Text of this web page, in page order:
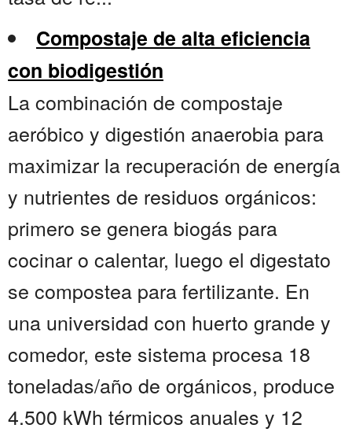
Compostaje de alta eficiencia
con biodigestión
La combinación de compostaje
aeróbico y digestión anaerobia para
maximizar la recuperación de energía
y nutrientes de residuos orgánicos:
primero se genera biogás para
cocinar o calentar, luego el digestato
se compostea para fertilizante. En
una universidad con huerto grande y
comedor, este sistema procesa 18
toneladas/año de orgánicos, produce
4.500 kWh térmicos anuales y 12